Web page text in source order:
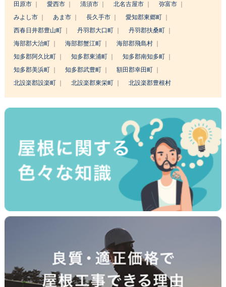
田原市
愛西市 清須市 北名古屋市
弥富市
みよし市
あま市 長久手市
愛知郡東郷町
西春日井郡豊山町
丹羽郡大口町
丹羽郡扶桑町
海部郡大治町
海部郡蟹江町
海部郡飛島村
知多郡阿久比町
知多郡東浦町
知多郡南知多町
知多郡美浜町
知多郡武豊町
額田郡幸田町
北設楽郡設楽町
北設楽郡東栄町 北設楽郡豊根村